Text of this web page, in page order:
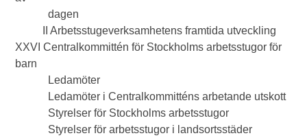
dagen
II Arbetsstugeverksamhetens framtida utveckling
XXVI Centralkommittén för Stockholms arbetsstugor för
barn
Ledamöter
Ledamöter i Centralkommitténs arbetande utskott
Styrelser för Stockholms arbetsstugor
Styrelser för arbetsstugor i landsortsstäder